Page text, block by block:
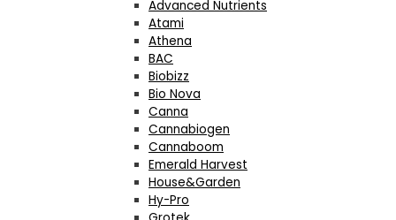
Advanced Nutrients
Atami
Athena
BAC
Biobizz
Bio Nova
Canna
Cannabiogen
Cannaboom
Emerald Harvest
House&Garden
Hy-Pro